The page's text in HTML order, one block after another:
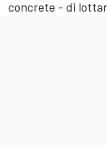
concrete - di